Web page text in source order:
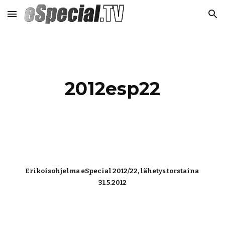
Skip to main content Skip to navigation
2012esp22
Erikoisohjelma eSpecial 2012/22, lähetys torstaina
31.5.2012